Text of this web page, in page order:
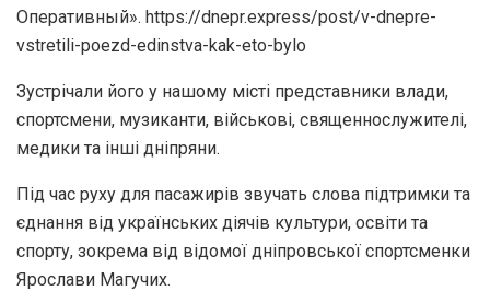
Оперативный». https://dnepr.express/post/v-dnepre-
vstretili-poezd-edinstva-kak-eto-bylo
Зустрічали його у нашому місті представники влади,
спортсмени, музиканти, військові, священнослужителі,
медики та інші дніпряни.
Під час руху для пасажирів звучать слова підтримки та
єднання від українських діячів культури, освіти та
спорту, зокрема від відомої дніпровської спортсменки
Ярослави Магучих.